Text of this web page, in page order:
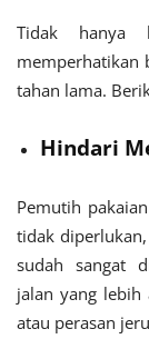
Tidak hanya
memperhatikan
tahan lama.
Hindari
Pemutih
tidak
sudah sangat
jalan yang lebih
atau perasan